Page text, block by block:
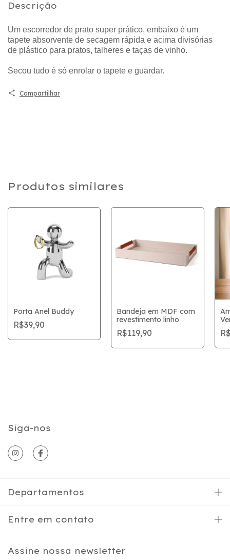
Descrição
Um escorredor de prato super prático, embaixo é um
tapete absorvente de secagem rápida e acima divisórias
de plástico para pratos, talheres e taças de vinho.
Secou tudo é só enrolar o tapete e guardar.
Compartilhar
Produtos similares
Porta Anel Buddy
R$39,90
Bandeja em MDF com
revestimento linho
R$119,90
Siga-nos
Departamentos
Entre em contato
Assine nossa newsletter